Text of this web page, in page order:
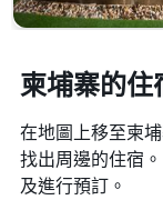
柬埔寨的住
在地圖上移至柬
找出周邊的住宿
及進行預訂。